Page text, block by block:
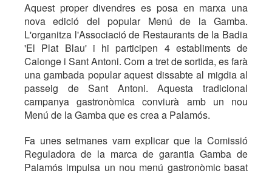
Aquest proper divendres es posa en marxa una
nova edició del popular Menú de la Gamba.
L'organitza l'Associació de Restaurants de la Badia
'El Plat Blau' i hi participen 4 establiments de
Calonge i Sant Antoni. Com a tret de sortida, es farà
una gambada popular aquest dissabte al migdia al
passeig de Sant Antoni. Aquesta tradicional
campanya gastronòmica conviurà amb un nou
Menú de la Gamba que es crea a Palamós.
Fa unes setmanes vam explicar que la Comissió
Reguladora de la marca de garantia Gamba de
Palamós impulsa un nou menú gastronòmic basat